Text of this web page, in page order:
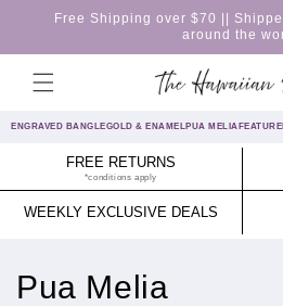
passer
Free Shipping over $70 ||
around the
ENGRAVED BANGLEGOLD & ENAMEL PUA MELIA
FREE RETURNS
*conditions apply
WEEKLY EXCLUSIVE DEALS
C
Pua Melia